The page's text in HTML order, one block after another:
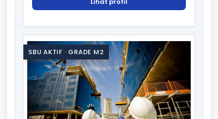
SBU AKTIF · GRADE M2